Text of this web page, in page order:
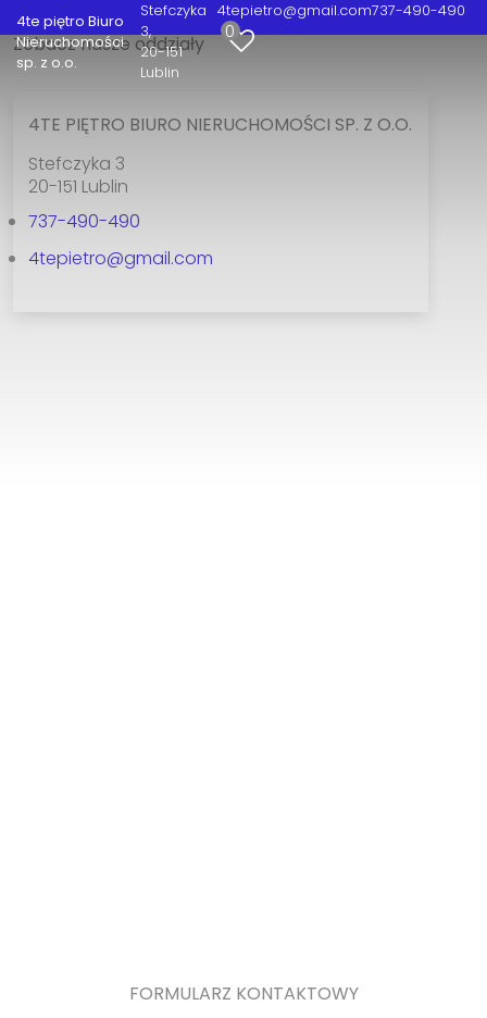
4te piętro Biuro
Nieruchomości
sp. z o.o.
Stefczyka
3
20-151
Lublin
4tepietro@gmail.com737-490-490
0
Zobacz nasze oddziały
4TE PIĘTRO BIURO NIERUCHOMOŚCI SP. Z O.O.
Stefczyka 3
20-151 Lublin
737-490-490
4tepietro@gmail.com
FORMULARZ KONTAKTOWY